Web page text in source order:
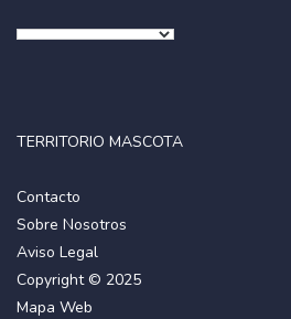
TERRITORIO MASCOTA
Contacto
Sobre Nosotros
Aviso Legal
Copyright © 2025
Mapa Web